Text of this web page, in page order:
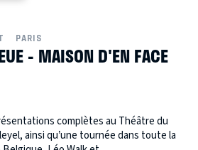
PARIS
- MAISON D'EN FACE
complètes au Théâtre du
ainsi qu’une tournée dans toute la